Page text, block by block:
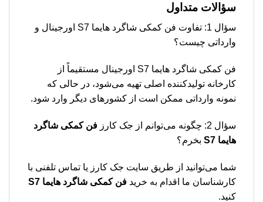
سؤالات متداول
سؤال 1: تفاوت فن کمکی شاگرد هایما S7 اورجینال و
وارداتی چیست؟
فن کمکی شاگرد هایما S7 اورجینال مستقیماً از
کارخانه تولیدکننده اصلی تهیه می‌شود، در حالی که
نمونه وارداتی ممکن است از کشورهای دیگر وارد شود.
سؤال 2: چگونه می‌توانم از جک کارز
فن کمکی شاگرد
هایما S7
بخرم؟
شما می‌توانید از طریق سایت جک کارز یا تماس تلفنی با
کارشناسان ما اقدام به خرید فن کمکی شاگرد هایما S7
کنید.